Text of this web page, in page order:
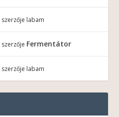
szerzője labam
szerzője Fermentátor
szerzője labam